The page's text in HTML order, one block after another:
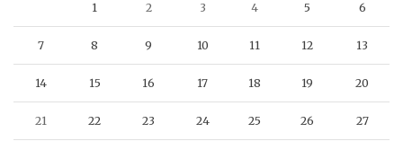
1 2 3 4 5 6
7 8 9 10 11 12 13
14 15 16 17 18 19 20
21 22 23 24 25 26 27